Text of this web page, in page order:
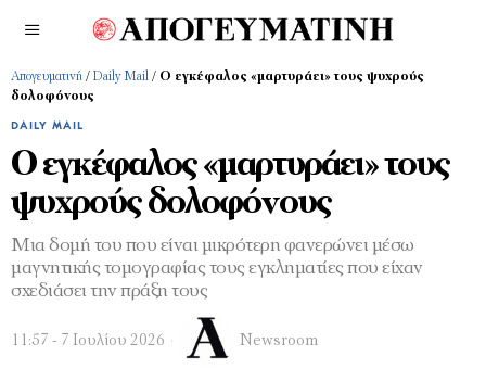
Απογευματινή / Daily Mail / O εγκέφαλος «μαρτυράει» τους ψυχρούς
δολοφόνους
DAILY MAIL
O εγκέφαλος «μαρτυράει» τους
ψυχρούς δολοφόνους
Μια δομή του που είναι μικρότερη φανερώνει μέσω
μαγνητικής τομογραφίας τους εγκληματίες που είχαν
σχεδιάσει την πράξη τους
11:57 - 7 Ιουλίου 2026 Newsroom